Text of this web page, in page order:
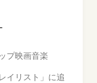
プ映画音楽
イリスト」に追